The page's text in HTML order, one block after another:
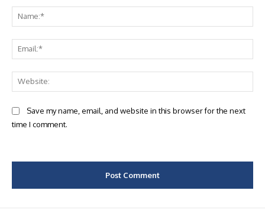
Save my name, email, and website in this browser for the next
time I comment.